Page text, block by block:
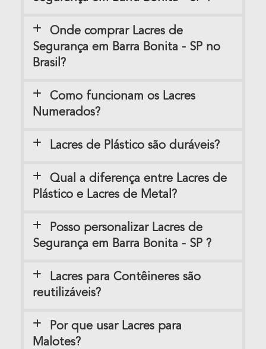
Onde comprar Lacres de
Segurança em Barra Bonita - SP no
Brasil?
Como funcionam os Lacres
Numerados?
Lacres de Plástico são duráveis?
Qual a diferença entre Lacres de
Plástico e Lacres de Metal?
Posso personalizar Lacres de
Segurança em Barra Bonita - SP ?
Lacres para Contêineres são
reutilizáveis?
Por que usar Lacres para
Malotes?